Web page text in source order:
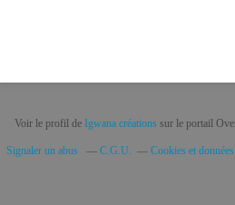
Voir le profil de Igwana créationssur le portail
Signaler un abus C.G.U. Cookies et